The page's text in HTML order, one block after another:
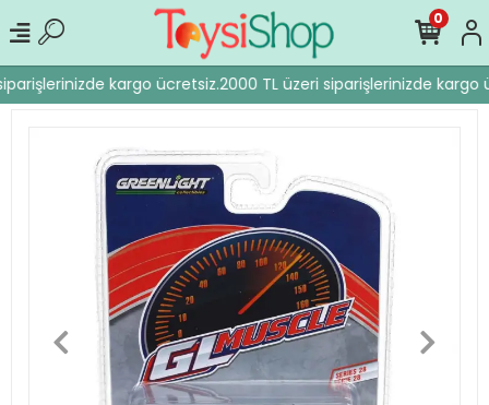
kargo ücretsiz.2000 TL üzeri siparişlerinizde kargo
0